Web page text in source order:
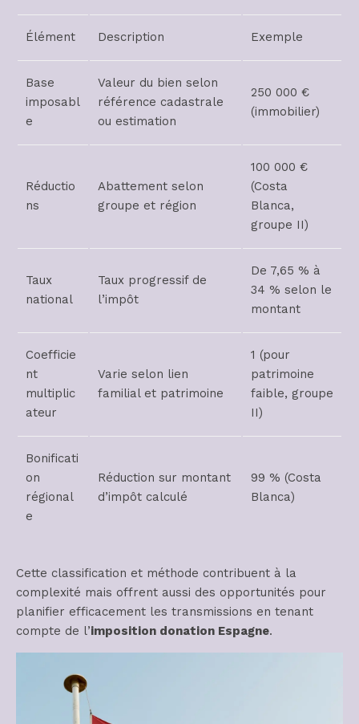
Élément Description Exemple
Base
imposabl
e
Valeur du bien selon
référence cadastrale
ou estimation
250 000 €
(immobilier)
Réductio
ns
Abattement selon
groupe et région
100 000 €
(Costa
Blanca,
groupe II)
Taux
national
Taux progressif de
l’impôt
De 7,65 % à
34 % selon le
montant
Coefficie
nt
multiplic
ateur
Varie selon lien
familial et patrimoine
1 (pour
patrimoine
faible, groupe
II)
Bonificati
on
régional
e
Réduction sur montant
d’impôt calculé
99 % (Costa
Blanca)
Cette classification et méthode contribuent à la
complexité mais offrent aussi des opportunités pour
planifier efficacement les transmissions en tenant
compte de l’imposition donation Espagne.